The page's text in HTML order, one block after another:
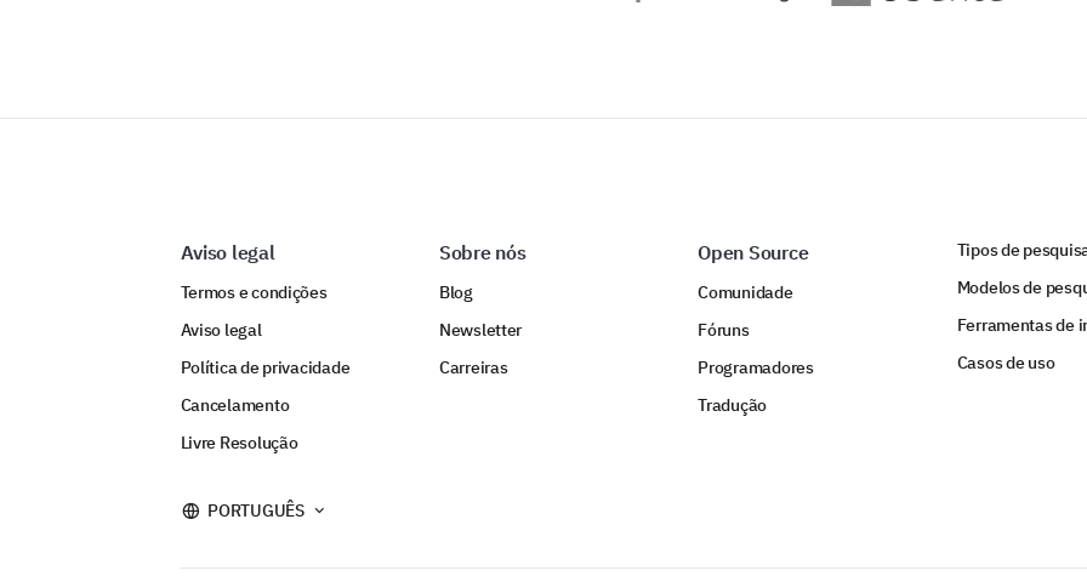
Aviso legal
Termos e condições
Aviso legal
Política de privacidade
Cancelamento
Livre Resolução
Sobre nós
Blog
Newsletter
Carreiras
Open Source
Comunidade
Fóruns
Programadores
Tradução
Tipos de
Modelos de
Ferramentas de
Casos de uso
PORTUGUÊS